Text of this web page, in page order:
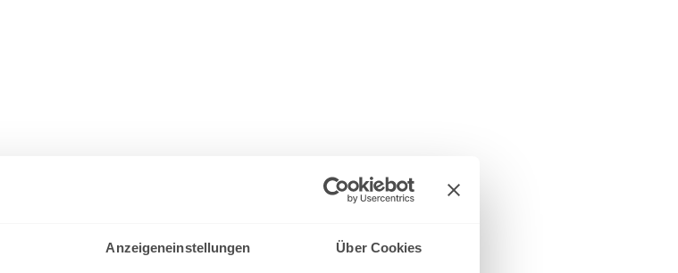
Anzeigeneinstellungen Über Cookies